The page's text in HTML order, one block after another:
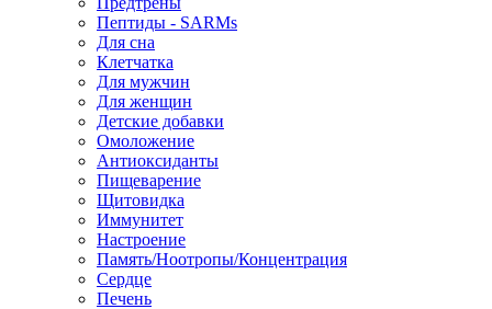
Пептиды - SARMs
Для сна
Клетчатка
Для мужчин
Для женщин
Детские добавки
Омоложение
Антиоксиданты
Пищеварение
Щитовидка
Иммунитет
Настроение
Память/Ноотропы/Концентрация
Сердце
Печень